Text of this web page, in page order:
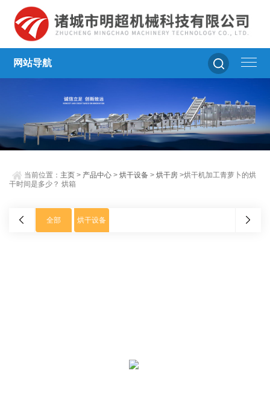
网站导航
当前位置： 主页 > 产品中心 >烘干设备 >烘干房 >烘干机加工青萝卜的烘
干时间是多少？ 烘箱
全部 烘干设备